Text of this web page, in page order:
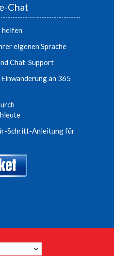
Chat
helfen
eigenen Sprache
Chat-Support
an 365
Schritt-Anleitung für